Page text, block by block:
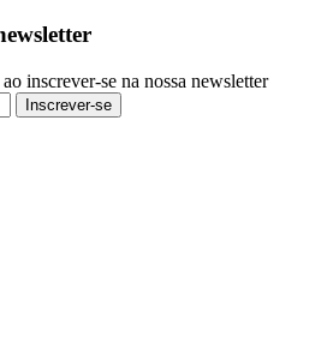
inscrever-se na nossa newsletter
Inscrever-se